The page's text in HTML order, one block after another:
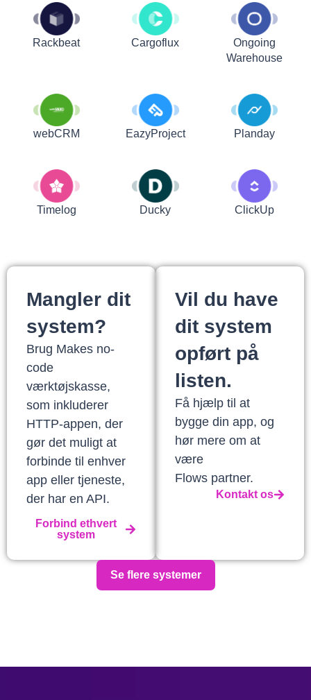
Rackbeat Cargoflux
Ongoing
Warehouse
webCRM EazyProject Planday
Timelog Ducky ClickUp
Mangler dit
system?
Brug Makes no-
code
værktøjskasse,
som inkluderer
HTTP-appen, der
gør det muligt at
forbinde til enhver
app eller tjeneste,
der har en API.
Forbind ethvert
system
Vil du have
dit system
opført på
listen.
Få hjælp til at
bygge din app, og
hør mere om at
være
Flows partner.
Kontakt os
Se flere systemer